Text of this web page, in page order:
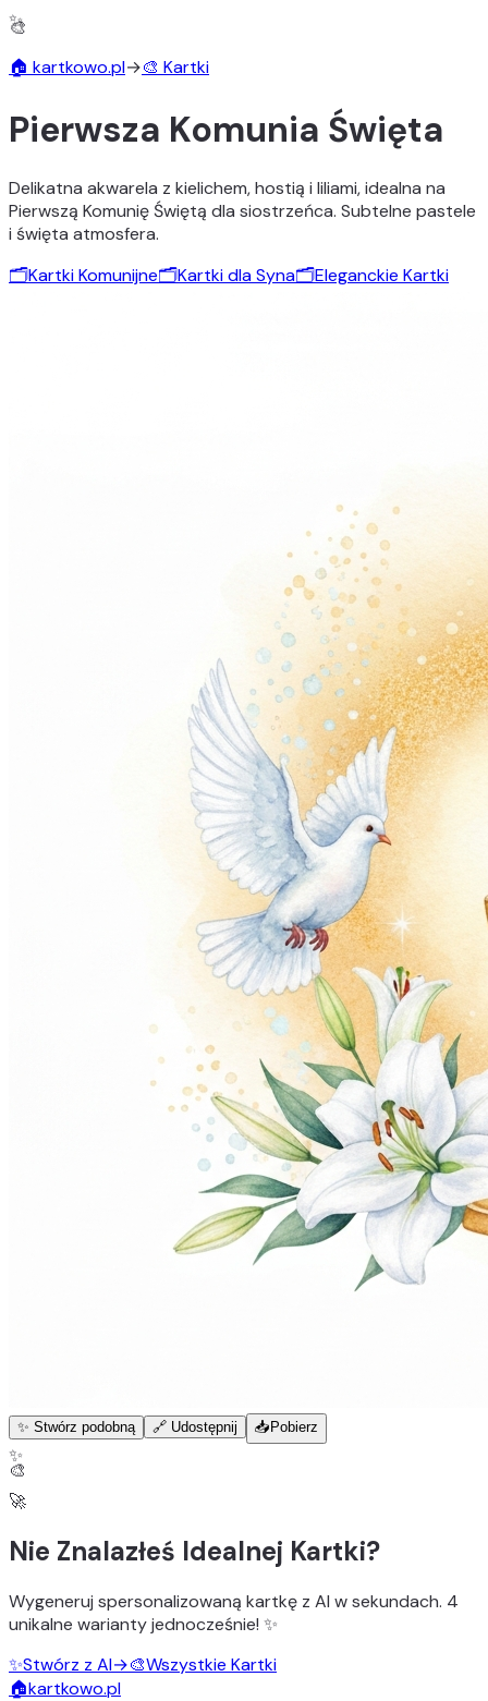
✨
🏠 kartkowo.pl→🎨 Kartki
Pierwsza Komunia Święta
Delikatna akwarela z kielichem, hostią i liliami, idealna na
Pierwszą Komunię Świętą dla siostrzeńca. Subtelne pastele
i święta atmosfera.
🗂️Kartki Komunijne🗂️Kartki dla Syna🗂️Eleganckie Kartki
✨ Stwórz podobną 🔗 Udostępnij 📥 Pobierz
✨
🎨
🚀
Nie Znalazłeś Idealnej Kartki?
Wygeneruj spersonalizowaną kartkę z AI w sekundach. 4
unikalne wariantyjednocześnie! ✨
✨Stwórz z AI→🎨Wszystkie Kartki
🏠kartkowo.pl